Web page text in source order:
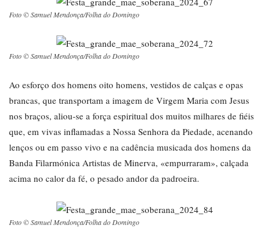
Foto © Samuel Mendonça/Folha do Domingo
Foto © Samuel Mendonça/Folha do Domingo
Ao esforço dos homens oito homens, vestidos de calças e opas
brancas, que transportam a imagem de Virgem Maria com Jesus
nos braços, aliou-se a força espiritual dos muitos milhares de fiéis
que, em vivas inflamadas a Nossa Senhora da Piedade, acenando
lenços ou em passo vivo e na cadência musicada dos homens da
Banda Filarmónica Artistas de Minerva, «empurraram», calçada
acima no calor da fé, o pesado andor da padroeira.
Foto © Samuel Mendonça/Folha do Domingo